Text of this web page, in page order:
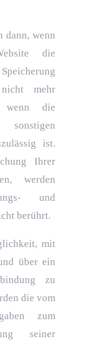
dann, wenn
die
mehr
die
ist.
Ihrer
werden
und
berührt.
mit
über ein
zu
die vom
zum
seiner